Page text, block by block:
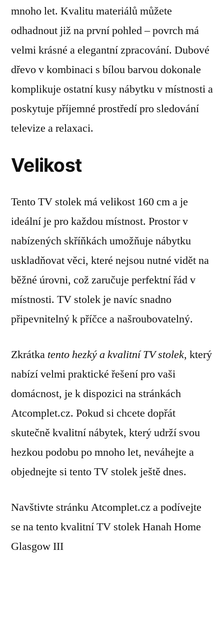
mnoho let. Kvalitu materiálů můžete
odhadnout již na první pohled – povrch má
velmi krásné a elegantní zpracování. Dubové
dřevo v kombinaci s bílou barvou dokonale
komplikuje ostatní kusy nábytku v místnosti a
poskytuje příjemné prostředí pro sledování
televize a relaxaci.
Velikost
Tento TV stolek má velikost 160 cm a je
ideální je pro každou místnost. Prostor v
nabízených skříňkách umožňuje nábytku
uskladňovat věci, které nejsou nutné vidět na
běžné úrovni, což zaručuje perfektní řád v
místnosti. TV stolek je navíc snadno
připevnitelný k příčce a našroubovatelný.
Zkrátka tento hezký a kvalitní TV stolek, který
nabízí velmi praktické řešení pro vaši
domácnost, je k dispozici na stránkách
Atcomplet.cz. Pokud si chcete dopřát
skutečně kvalitní nábytek, který udrží svou
hezkou podobu po mnoho let, neváhejte a
objednejte si tento TV stolek ještě dnes.
Navštivte stránku Atcomplet.cz a podívejte
se na tento kvalitní TV stolek Hanah Home
Glasgow III